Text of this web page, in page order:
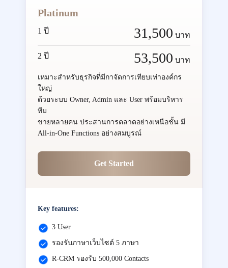
Platinum
1 ปี 31,500 บาท
2 ปี 53,500 บาท
เหมาะสำหรับธุรกิจที่มีกาจัดการเทียบเท่าองค์กร
ใหญ่
ด้วยระบบ Owner, Admin และ User พร้อมบริหาร
ทีม
ขายหลายคน ประสานการตลาดอย่างเหนือชั้น มี
All-in-One Functions อย่างสมบูรณ์
Get Started
Key features:
3 User
รองรับภาษาเว็บไซต์ 5 ภาษา
R-CRM รองรับ 500,000 Contacts